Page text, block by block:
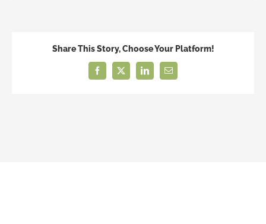
rústica
Share This Story, Choose Your Platform!
Facebook
X LinkedInCorreo